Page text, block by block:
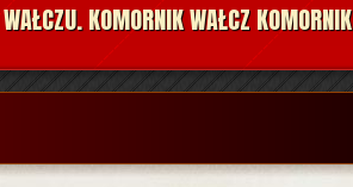
KOMORNIK WAŁCZ KOMORNIK